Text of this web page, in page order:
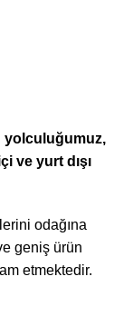
yolculuğumuz,
ve yurt dışı
odağına
geniş ürün
etmektedir.